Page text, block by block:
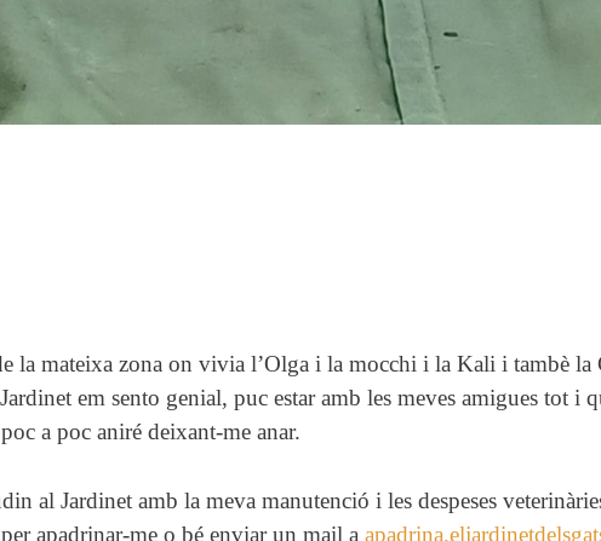
la mateixa zona on vivia l’Olga i la mocchi i la Kali i tambè la
em sento genial, puc estar amb les meves amigues tot i
a poc aniré deixant-me anar.
al Jardinet amb la meva manutenció i les despeses
apadrinar-me o bé enviar un mail a